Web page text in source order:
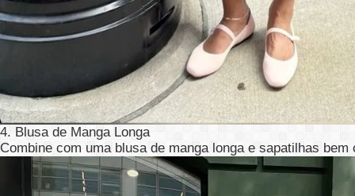
4. Blusa de Manga Longa
Combine com uma blusa de manga longa e sapatilhas